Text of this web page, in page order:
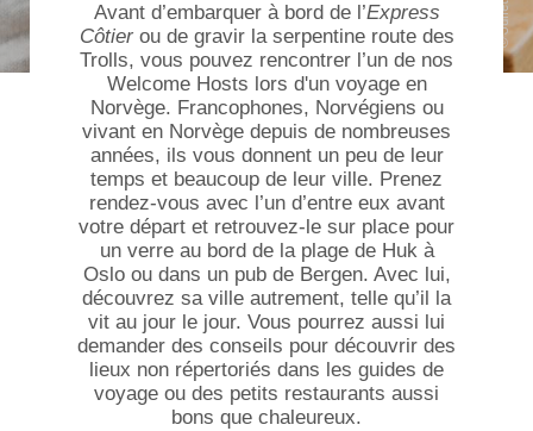
Avant d’embarquer à bord de l’Express
Côtierou de gravir la serpentine route des
Trolls, vous pouvez rencontrer l’un de nos
Welcome Hosts lors d'un voyage en
Norvège. Francophones, Norvégiens ou
vivant en Norvège depuis de nombreuses
années, ils vous donnent un peu de leur
temps et beaucoup de leur ville. Prenez
rendez-vous avec l’un d’entre eux avant
votre départ et retrouvez-le sur place pour
un verre au bord de la plage de Huk à
Oslo ou dans un pub de Bergen. Avec lui,
découvrez sa ville autrement, telle qu’il la
vit au jour le jour. Vous pourrez aussi lui
demander des conseils pour découvrir des
lieux non répertoriés dans les guides de
voyage ou des petits restaurants aussi
bons que chaleureux.